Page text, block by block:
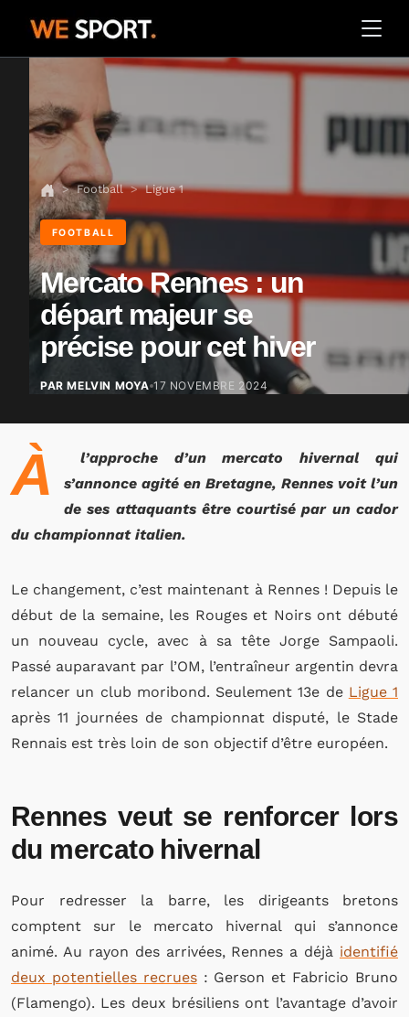
Football Ligue 1
FOOTBALL
Mercato Rennes : un
départ majeur se
précise pour cet hiver
PAR MELVIN MOYA 17 NOVEMBRE 2024
À
l’approche d’un mercato hivernal qui
s’annonce agité en Bretagne, Rennes voit l’un
de ses attaquants être courtisé par un cador
du championnat italien.
Le changement, c’est maintenant à Rennes ! Depuis le
début de la semaine, les Rouges et Noirs ont débuté
un nouveau cycle, avec à sa tête Jorge Sampaoli.
Passé auparavant par l’OM, l’entraîneur argentin devra
relancer un club moribond. Seulement 13e de Ligue 1
après 11 journées de championnat disputé, le Stade
Rennais est très loin de son objectif d’être européen.
Rennes veut se renforcer lors
du mercato hivernal
Pour redresser la barre, les dirigeants bretons
comptent sur le mercato hivernal qui s’annonce
animé. Au rayon des arrivées, Rennes a déjà identifié
deux potentielles recrues: Gerson et Fabricio Bruno
(Flamengo). Les deux brésiliens ont l’avantage d’avoir